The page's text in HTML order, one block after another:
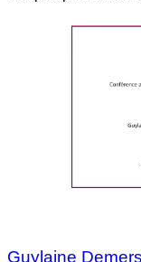
Guylaine